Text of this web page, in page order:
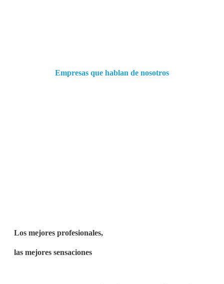
Empresas que hablan de nosotros
Los mejores profesionales,
las mejores sensaciones